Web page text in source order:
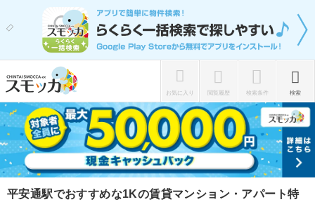
お気に入り 閲覧履歴 検索条件 検索
平安通駅でおすすめな1Kの賃貸マンション・アパート特